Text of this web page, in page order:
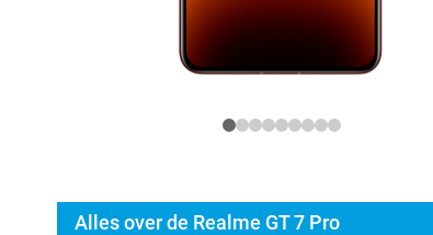
Alles over de Realme GT 7 Pro